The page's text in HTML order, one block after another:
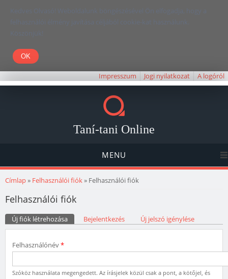
Kedves Olvasó! Weboldalunk böngészésével Ön elfogadja, hogy a
felhasználói élmény javítása céljából cookie-kat használunk.
Köszönjük!
Impresszum Jogi nyilatkozat A logóról
Taní-tani Online
MENU
Jelenlegi hely
Címlap» Felhasználói fiók» Felhasználói fiók
Felhasználói fiók
Elsődleges fülek
Új fiók létrehozása (aktív fül)Bejelentkezés Új jelszó igénylése
Felhasználónév*
Szóköz használata megengedett. Az írásjelek közül csak a pont, a kötőjel, és